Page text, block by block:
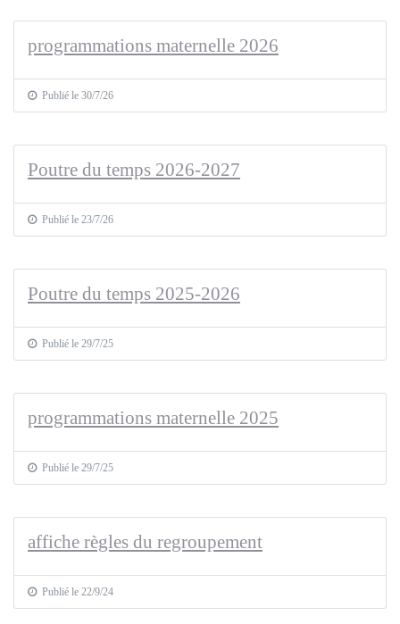
programmations maternelle 2026
Publié le 30/7/26
Poutre du temps 2026-2027
Publié le 23/7/26
Poutre du temps 2025-2026
Publié le 29/7/25
programmations maternelle 2025
Publié le 29/7/25
affiche règles du regroupement
Publié le 22/9/24